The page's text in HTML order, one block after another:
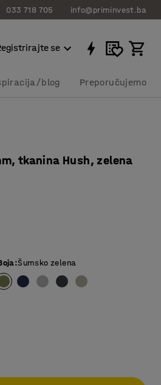
033 718 705 info@priminvest.ba
se
blog Preporučujemo
tkanina Hush, zelena
:Šumsko zelena